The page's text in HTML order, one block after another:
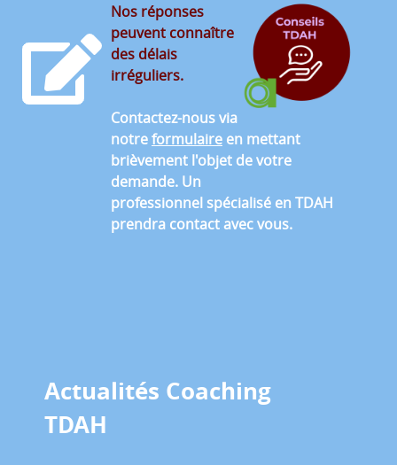
Nos réponses
peuvent connaître
des délais
irréguliers.
Contactez-nous via
notreformulaire en mettant
brièvement l'objet de votre
demande. Un
professionnel spécialisé en TDAH
prendra contact avec vous.
Actualités Coaching
TDAH